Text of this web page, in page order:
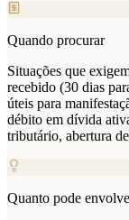
Quando procurar
Situações que
recebido (30 dias
úteis para
débito em dívida
tributário, abertura
Quanto pode